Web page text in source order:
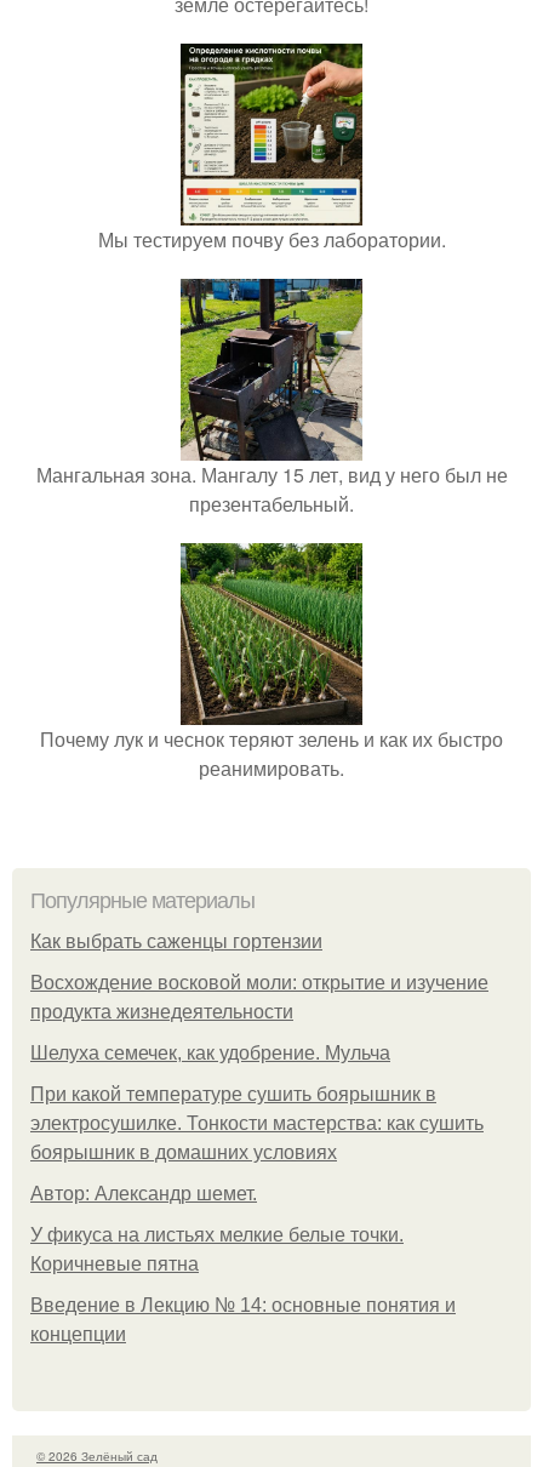
Мы тестируем почву без лаборатории.
Мангальная зона. Мангалу 15 лет, вид у него был не
презентабельный.
Почему лук и чеснок теряют зелень и как их быстро
реанимировать.
Популярные материалы
Как выбрать саженцы гортензии
Восхождение восковой моли: открытие и изучение
продукта жизнедеятельности
Шелуха семечек, как удобрение. Мульча
При какой температуре сушить боярышник в
электросушилке. Тонкости мастерства: как сушить
боярышник в домашних условиях
Автор: Александр шемет.
У фикуса на листьях мелкие белые точки.
Коричневые пятна
Введение в Лекцию № 14: основные понятия и
концепции
© 2026 Зелёный сад